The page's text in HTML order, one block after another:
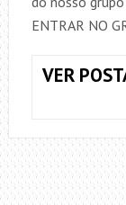
ENTRAR NO
VER